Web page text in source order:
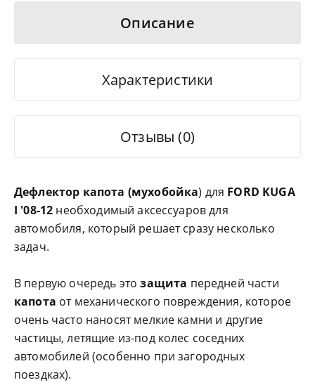
Описание
Характеристики
Отзывы (0)
Дефлектор капота (мухобойка) для FORD KUGA
I '08-12 необходимый аксессуаров для
автомобиля, который решает сразу несколько
задач.
В первую очередь этозащита передней части
капота от механического повреждения, которое
очень часто наносят мелкие камни и другие
частицы, летящие из-под колес соседних
автомобилей (особенно при загородных
поездках).